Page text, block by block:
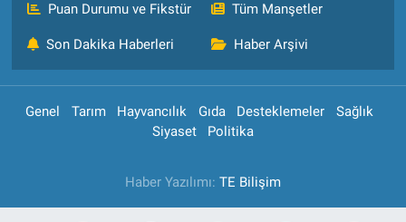
Puan Durumu ve Fikstür Tüm Manşetler
Son Dakika Haberleri Haber Arşivi
Genel Tarım Hayvancılık Gıda Desteklemeler
Sağlık
Siyaset
Politika
Haber Yazılımı: TE Bilişim